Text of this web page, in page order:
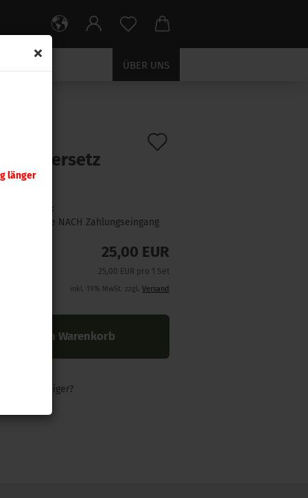
länger
ÜBER UNS
Zündersetz
Lieferzeit:
1 Woche NACH Zahlungseingang
25,00 EUR
25,00 EUR pro 1 Set
inkl. 19% MwSt. zzgl. Versand
In den Warenkorb
günstiger?